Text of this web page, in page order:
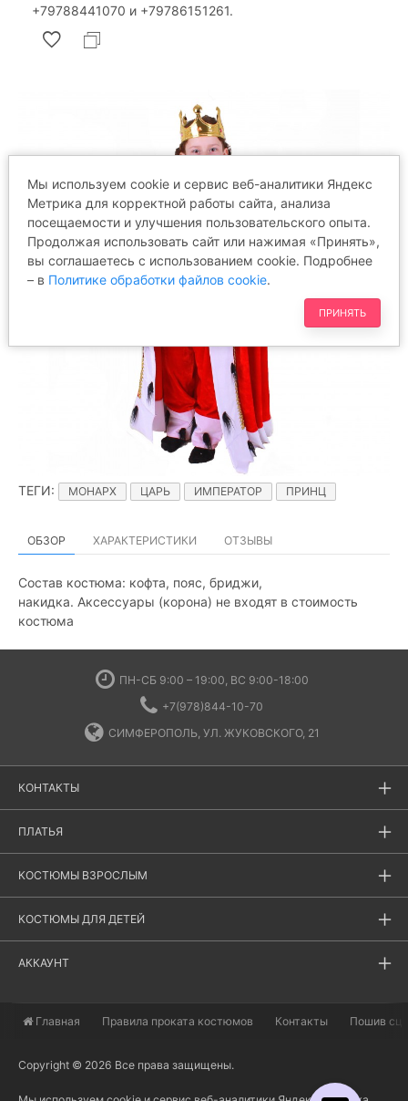
‎+79788441070 и ‎+79786151261.
ТЕГИ: МОНАРХ ЦАРЬ ИМПЕРАТОР ПРИНЦ
ОБЗОР ХАРАКТЕРИСТИКИ ОТЗЫВЫ
Состав костюма: кофта, пояс, бриджи,
накидка. Аксессуары (корона) не входят в стоимость
костюма
ПН-СБ 9:00 – 19:00, ВС 9:00-18:00
+7(978)844-10-70
СИМФЕРОПОЛЬ, УЛ. ЖУКОВСКОГО, 21
КОНТАКТЫ
ПЛАТЬЯ
КОСТЮМЫ ВЗРОСЛЫМ
КОСТЮМЫ ДЛЯ ДЕТЕЙ
АККАУНТ
Главная ​Правила проката костюмов Контакты Пошив
Copyright © 2026 Все права защищены.
Мы используем cookie и сервис веб-аналитики Яндекс
Метрика для корректной работы сайта, анализа
посещаемости и улучшения пользовательского опыта.
Продолжая использовать сайт или нажимая «Принять»,
вы соглашаетесь с использованием cookie. Подробнее
– в Политике обработки файлов cookie.
ПРИНЯТЬ